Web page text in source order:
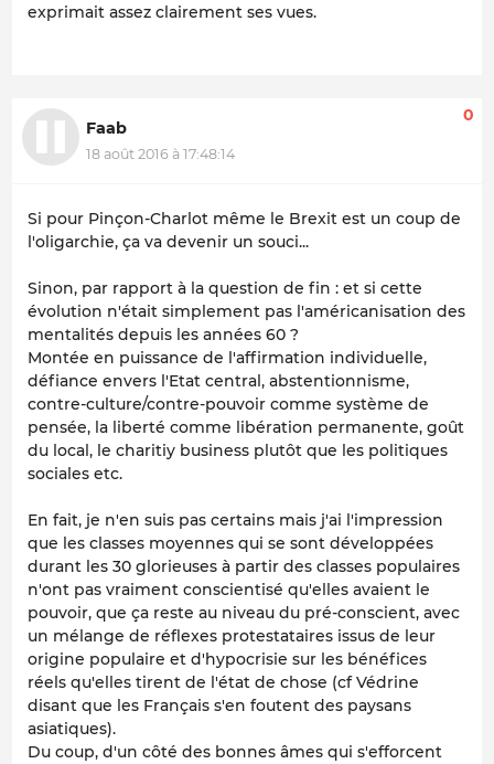
exprimait assez clairement ses vues.
Faab
18 août 2016 à 17:48:14
0
Si pour Pinçon-Charlot même le Brexit est un coup de
l'oligarchie, ça va devenir un souci...
Sinon, par rapport à la question de fin : et si cette
évolution n'était simplement pas l'américanisation des
mentalités depuis les années 60 ?
Montée en puissance de l'affirmation individuelle,
défiance envers l'Etat central, abstentionnisme,
contre-culture/contre-pouvoir comme système de
pensée, la liberté comme libération permanente, goût
du local, le charitiy business plutôt que les politiques
sociales etc.
En fait, je n'en suis pas certains mais j'ai l'impression
que les classes moyennes qui se sont développées
durant les 30 glorieuses à partir des classes populaires
n'ont pas vraiment conscientisé qu'elles avaient le
pouvoir, que ça reste au niveau du pré-conscient, avec
un mélange de réflexes protestataires issus de leur
origine populaire et d'hypocrisie sur les bénéfices
réels qu'elles tirent de l'état de chose (cf Védrine
disant que les Français s'en foutent des paysans
asiatiques).
Du coup, d'un côté des bonnes âmes qui s'efforcent